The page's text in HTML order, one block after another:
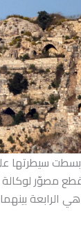
بسطت
لوكالة
بواشنطن في 2 و3